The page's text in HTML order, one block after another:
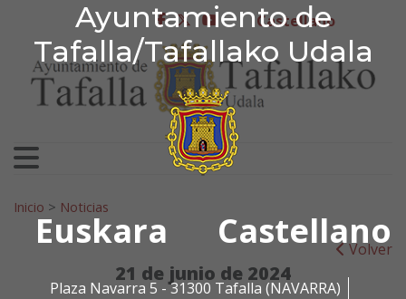
Ayuntamiento de
Tafalla/Tafallako Udala
Euskara Castellano
Plaza Navarra 5 - 31300 Tafalla (NAVARRA)
Ir al contenido
Ayuntamiento de
facebook
twitter
youtubeCastellano
Search for:
Inicio > Noticias
Volver
21 de junio de 2024